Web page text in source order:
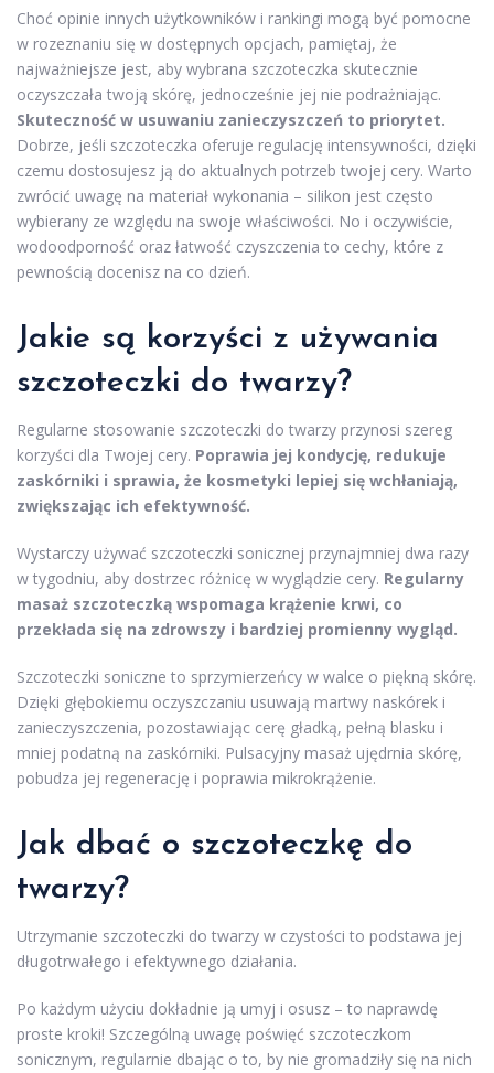
Choć opinie innych użytkowników i rankingi mogą być pomocne
w rozeznaniu się w dostępnych opcjach, pamiętaj, że
najważniejsze jest, aby wybrana szczoteczka skutecznie
oczyszczała twoją skórę, jednocześnie jej nie podrażniając.
Skuteczność w usuwaniu zanieczyszczeń to priorytet.
Dobrze, jeśli szczoteczka oferuje regulację intensywności, dzięki
czemu dostosujesz ją do aktualnych potrzeb twojej cery. Warto
zwrócić uwagę na materiał wykonania – silikon jest często
wybierany ze względu na swoje właściwości. No i oczywiście,
wodoodporność oraz łatwość czyszczenia to cechy, które z
pewnością docenisz na co dzień.
Jakie są korzyści z używania
szczoteczki do twarzy?
Regularne stosowanie szczoteczki do twarzy przynosi szereg
korzyści dla Twojej cery. Poprawia jej kondycję, redukuje
zaskórniki i sprawia, że kosmetyki lepiej się wchłaniają,
zwiększając ich efektywność.
Wystarczy używać szczoteczki sonicznej przynajmniej dwa razy
w tygodniu, aby dostrzec różnicę w wyglądzie cery. Regularny
masaż szczoteczką wspomaga krążenie krwi, co
przekłada się na zdrowszy i bardziej promienny wygląd.
Szczoteczki soniczne to sprzymierzeńcy w walce o piękną skórę.
Dzięki głębokiemu oczyszczaniu usuwają martwy naskórek i
zanieczyszczenia, pozostawiając cerę gładką, pełną blasku i
mniej podatną na zaskórniki. Pulsacyjny masaż ujędrnia skórę,
pobudza jej regenerację i poprawia mikrokrążenie.
Jak dbać o szczoteczkę do
twarzy?
Utrzymanie szczoteczki do twarzy w czystości to podstawa jej
długotrwałego i efektywnego działania.
Po każdym użyciu dokładnie ją umyj i osusz – to naprawdę
proste kroki! Szczególną uwagę poświęć szczoteczkom
sonicznym, regularnie dbając o to, by nie gromadziły się na nich